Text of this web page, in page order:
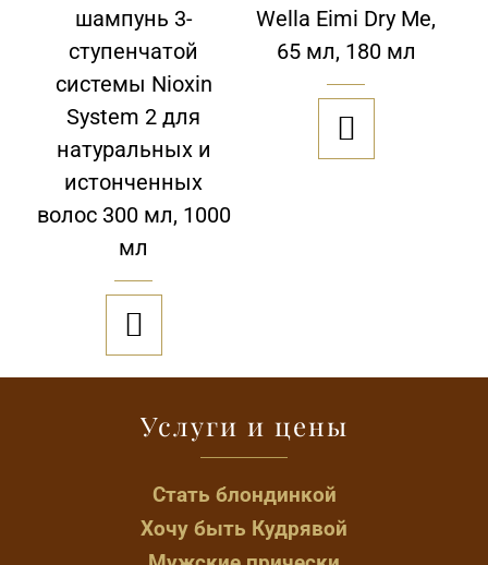
шампунь 3-
ступенчатой
системы Nioxin
System 2 для
натуральных и
истонченных
волос 300 мл, 1000
мл

Wella Eimi Dry Me,
65 мл, 180 мл

Услуги и цены
Стать блондинкой
Хочу быть Кудрявой